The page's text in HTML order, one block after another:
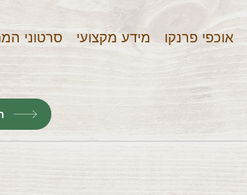
אוכפי פרנקו מידע מקצועי סרטוני